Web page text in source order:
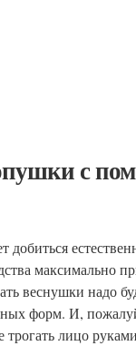
с
добиться
максимально
веснушки надо
форм. И,
трогать лицо